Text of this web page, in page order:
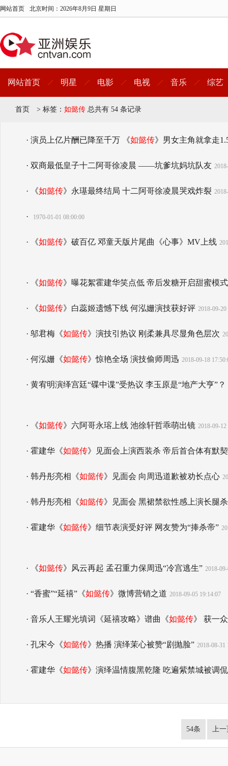
网站首页 北京时间： 2026年8月9日 星期日
网站首页 明星 电影 电视 音乐 综艺
首页 > 标签： 如懿传 总共有 54 条记录
· 演员上亿片酬已降至千万 《如懿传》男女主角就拿走
· 双商最低皇子十二阿哥徐凌晨 ——坑爹坑妈坑队友
· 《如懿传》永璂最终结局 十二阿哥徐凌晨哭戏炸裂
· 1970-01-01 08:00:00
· 《如懿传》破百亿 邓童天版片尾曲《心事》MV上线
· 《如懿传》曝花絮霍建华笑点低 帝后发糖开启甜蜜模式
· 《如懿传》白蕊姬遗憾下线 何泓姗演技获好评 2018-09-20
· 邬君梅《如懿传》演技引热议 刚柔兼具尽显角色层次
· 何泓姗《如懿传》惊艳全场 演技偷师周迅 2018-09-18
· 黄宥明演绎宫廷“碟中谍”受热议 李玉原是“地产大亨”？
· 《如懿传》六阿哥永瑢上线 池徐轩哲乖萌出镜 2018-09-12
· 霍建华《如懿传》见面会上演西装杀 帝后首合体有默契
· 韩丹彤亮相《如懿传》见面会 向周迅道歉被劝长点心
· 韩丹彤亮相《如懿传》见面会 黑裙禁欲性感上演长腿杀
· 霍建华《如懿传》细节表演受好评 网友赞为“捧杀帝”
· 《如懿传》风云再起 孟召重力保周迅“冷宫逃生” 2018-
· “香蜜”“延禧”《如懿传》微博营销之道 2018-09-05 19:14:07
· 音乐人王耀光填词《延禧攻略》谱曲《如懿传》 获一
· 孔宋今《如懿传》热播 演绎茉心被赞“剧抛脸” 2018-08-31
· 霍建华《如懿传》演绎温情腹黑乾隆 吃遍紫禁城被调
54条 上一